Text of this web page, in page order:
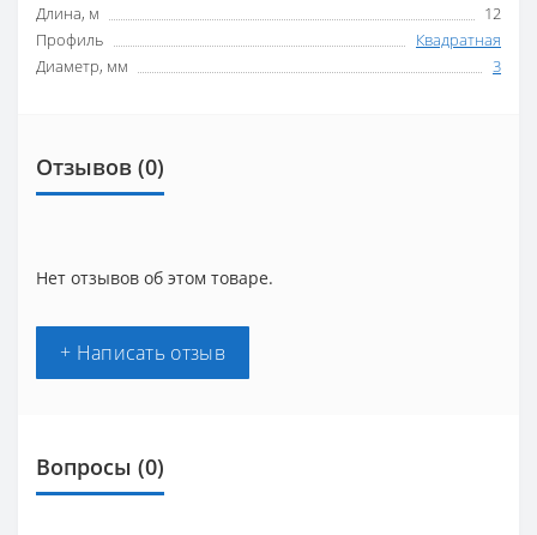
Длина, м
12
Профиль
Квадратная
Диаметр, мм
3
Отзывов (0)
Нет отзывов об этом товаре.
+ Написать отзыв
Вопросы (0)